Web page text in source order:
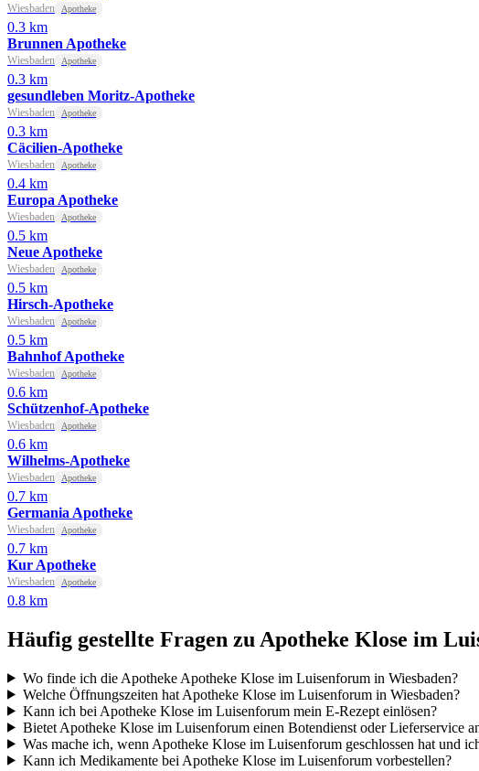
Wiesbaden Apotheke
0.3 km
Brunnen Apotheke
Wiesbaden Apotheke
0.3 km
gesundleben Moritz-Apotheke
Wiesbaden Apotheke
0.3 km
Cäcilien-Apotheke
Wiesbaden Apotheke
0.4 km
Europa Apotheke
Wiesbaden Apotheke
0.5 km
Neue Apotheke
Wiesbaden Apotheke
0.5 km
Hirsch-Apotheke
Wiesbaden Apotheke
0.5 km
Bahnhof Apotheke
Wiesbaden Apotheke
0.6 km
Schützenhof-Apotheke
Wiesbaden Apotheke
0.6 km
Wilhelms-Apotheke
Wiesbaden Apotheke
0.7 km
Germania Apotheke
Wiesbaden Apotheke
0.7 km
Kur Apotheke
Wiesbaden Apotheke
0.8 km
Häufig gestellte Fragen zu Apotheke Klose im
Wo finde ich die Apotheke Apotheke Klose im Luisenforum in Wiesbaden?
Welche Öffnungszeiten hat Apotheke Klose im Luisenforum in Wiesbaden?
Kann ich bei Apotheke Klose im Luisenforum mein E-Rezept einlösen?
Bietet Apotheke Klose im Luisenforum einen Botendienst oder Lieferservice
Was mache ich, wenn Apotheke Klose im Luisenforum geschlossen hat und
Kann ich Medikamente bei Apotheke Klose im Luisenforum vorbestellen?